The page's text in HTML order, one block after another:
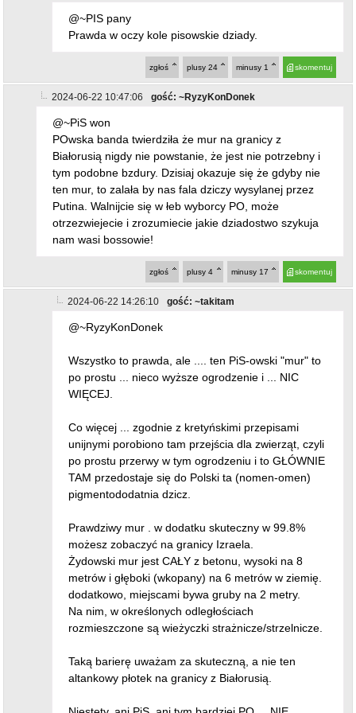
@~PIS pany
Prawda w oczy kole pisowskie dziady.
skomentuj
minusy 1
plusy 24
zgłoś
2024-06-22 10:47:06 gość: ~RyzyKonDonek
@~PiS won
POwska banda twierdziła że mur na granicy z
Białorusią nigdy nie powstanie, że jest nie potrzebny i
tym podobne bzdury. Dzisiaj okazuje się że gdyby nie
ten mur, to zalała by nas fala dziczy wysylanej przez
Putina. Walnijcie się w łeb wyborcy PO, może
otrzezwiejecie i zrozumiecie jakie dziadostwo szykuja
nam wasi bossowie!
skomentuj
minusy 17
plusy 4
zgłoś
2024-06-22 14:26:10 gość: ~takitam
@~RyzyKonDonek
Wszystko to prawda, ale .... ten PiS-owski "mur" to
po prostu ... nieco wyższe ogrodzenie i ... NIC
WIĘCEJ.
Co więcej ... zgodnie z kretyńskimi przepisami
unijnymi porobiono tam przejścia dla zwierząt, czyli
po prostu przerwy w tym ogrodzeniu i to GŁÓWNIE
TAM przedostaje się do Polski ta (nomen-omen)
pigmentododatnia dzicz.
Prawdziwy mur . w dodatku skuteczny w 99.8%
możesz zobaczyć na granicy Izraela.
Żydowski mur jest CAŁY z betonu, wysoki na 8
metrów i głęboki (wkopany) na 6 metrów w ziemię.
dodatkowo, miejscami bywa gruby na 2 metry.
Na nim, w określonych odległościach
rozmieszczone są wieżyczki strażnicze/strzelnicze.
Taką barierę uważam za skuteczną, a nie ten
altankowy płotek na granicy z Białorusią.